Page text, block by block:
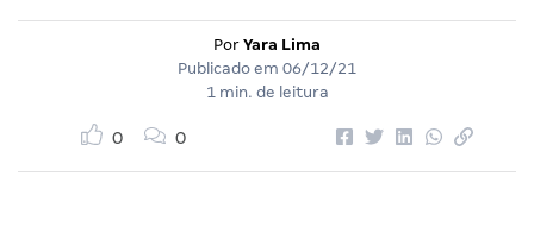
Por Yara Lima
Publicado em 06/12/21
1 min. de leitura
0 0